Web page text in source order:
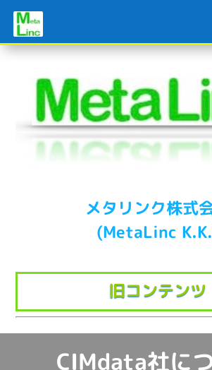
メタリンク株式
(MetaLinc
旧コンテンツ
CIMdata社に